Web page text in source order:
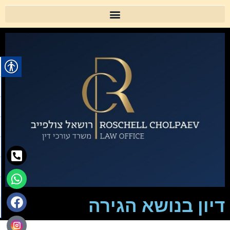
דיון בנושא הגירה